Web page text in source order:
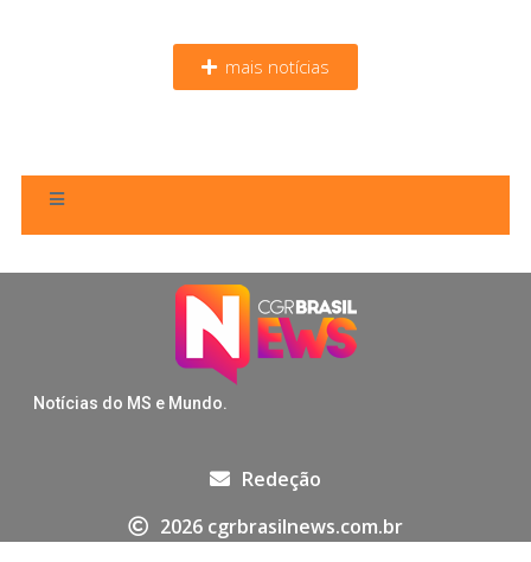
mais notícias
Notícias do MS e Mundo.
Redeção
2026 cgrbrasilnews.com.br